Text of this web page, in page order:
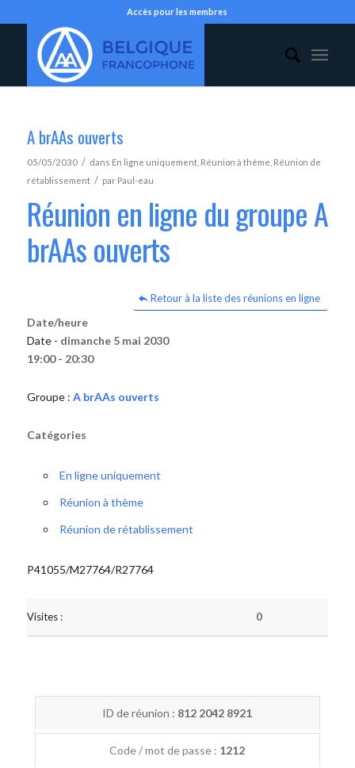
Accès pour les membres
A brAAs ouverts
05/05/2030 / dans En ligne uniquement, Réunion à thème Réunion de
rétablissement / par Paul-eau
Réunion en ligne du groupe A
brAAs ouverts
Retour à la liste des réunions en ligne
Date/heure
Date - dimanche 5 mai 2030
19:00 - 20:30
Groupe : A brAAs ouverts
Catégories
En ligne uniquement
Réunion à thème
Réunion de rétablissement
P41055/M27764/R27764
Visites : 0
ID de réunion : 812 2042 8921
Code / mot de passe : 1212